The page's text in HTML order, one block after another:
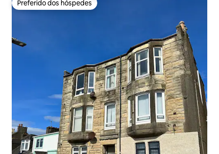
Preferido dos hóspedes
Preferido dos hóspedes